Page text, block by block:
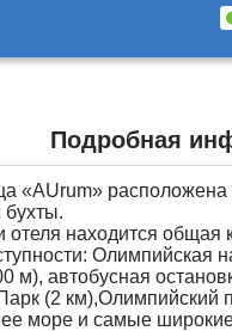
Подробная
«AUrum» расположена
бухты.
отеля находится общая
Олимпийская
м), автобусная
(2 км),Олимпийский
море и самые